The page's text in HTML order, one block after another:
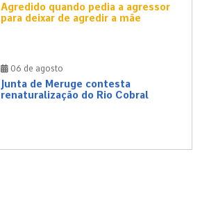
Agredido quando pedia a agressor
para deixar de agredir a mãe
06 de agosto
Junta de Meruge contesta
renaturalização do Rio Cobral